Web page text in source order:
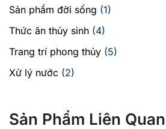
Sản phẩm đời sống (1)
Thức ăn thủy sinh (4)
Trang trí phong thủy (5)
Xử lý nước (2)
Sản Phẩm Liên Quan